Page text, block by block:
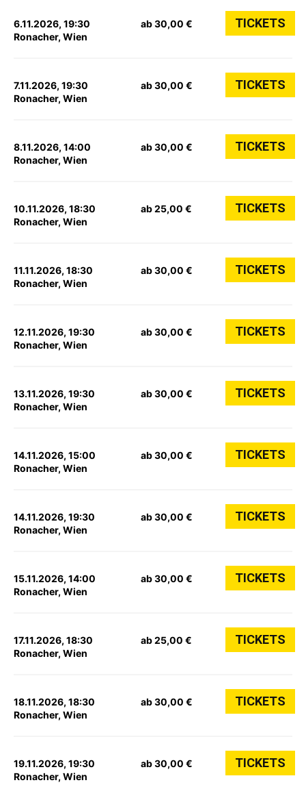
6.11.2026, 19:30
Ronacher, Wien
ab 30,00 € TICKETS
7.11.2026, 19:30
Ronacher, Wien
ab 30,00 € TICKETS
8.11.2026, 14:00
Ronacher, Wien
ab 30,00 € TICKETS
10.11.2026, 18:30
Ronacher, Wien
ab 25,00 € TICKETS
11.11.2026, 18:30
Ronacher, Wien
ab 30,00 € TICKETS
12.11.2026, 19:30
Ronacher, Wien
ab 30,00 € TICKETS
13.11.2026, 19:30
Ronacher, Wien
ab 30,00 € TICKETS
14.11.2026, 15:00
Ronacher, Wien
ab 30,00 € TICKETS
14.11.2026, 19:30
Ronacher, Wien
ab 30,00 € TICKETS
15.11.2026, 14:00
Ronacher, Wien
ab 30,00 € TICKETS
17.11.2026, 18:30
Ronacher, Wien
ab 25,00 € TICKETS
18.11.2026, 18:30
Ronacher, Wien
ab 30,00 € TICKETS
19.11.2026, 19:30
Ronacher, Wien
ab 30,00 € TICKETS